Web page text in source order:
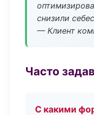
снизили
— Клиент
Часто
С какими